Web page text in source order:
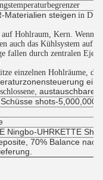
Materialien steigen in
auf Hohlraum, Kern. Wenn
auch das Kühlsystem auf
fallen durch zentralen
einzelnen Hohlräume,
, austauschbare
shots-5,000,000
Ningbo-UHRKETTE
70% Balance